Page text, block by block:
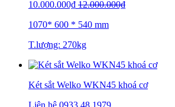
10.000.000₫ 12.000.000₫
1070* 600 * 540 mm
T.lượng: 270kg
Két sắt Welko WKN45 khoá cơ